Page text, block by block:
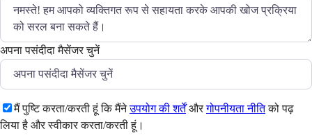
अपना पसंदीदा मैसेंजर चुनें
मैं पुष्टि करता/करती हूं कि मैंनेउपयोग की शर्तेंऔरगोपनीयता नीतिको पढ़
लिया है और स्वीकार करता/करती हूं।